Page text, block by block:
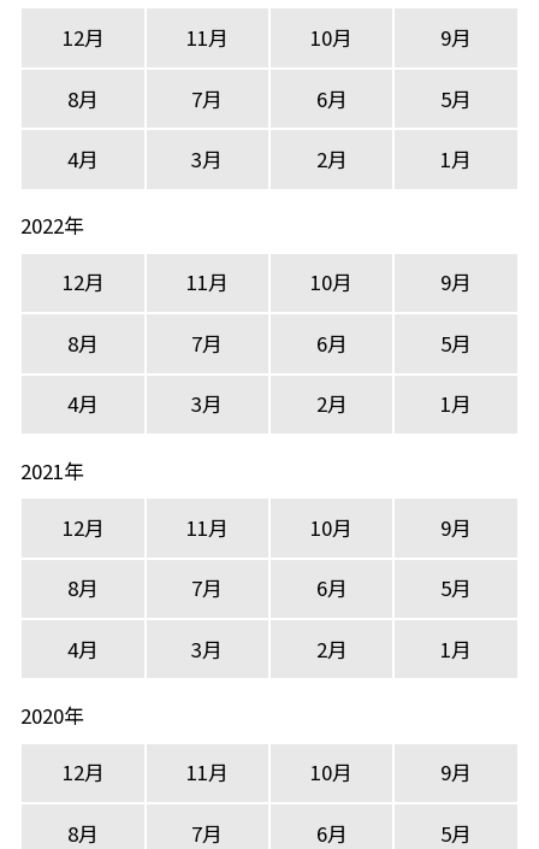
12月 11月 10月 9月
8月 7月 6月 5月
4月 3月 2月 1月
2022年
12月
11月 10月 9月
8月 7月 6月 5月
4月 3月 2月 1月
2021年
12月
11月 10月 9月
8月 7月 6月 5月
4月 3月 2月 1月
2020年
12月
11月 10月 9月
8月 7月 6月 5月